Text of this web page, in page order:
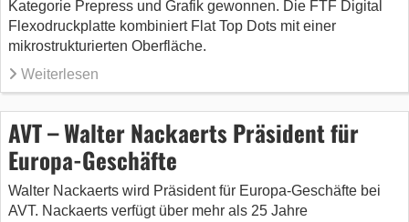
Kategorie Prepress und Grafik gewonnen. Die FTF Digital
Flexodruckplatte kombiniert Flat Top Dots mit einer
mikrostrukturierten Oberfläche.
Weiterlesen
AVT – Walter Nackaerts Präsident für
Europa-Geschäfte
Walter Nackaerts wird Präsident für Europa-Geschäfte bei
AVT. Nackaerts verfügt über mehr als 25 Jahre